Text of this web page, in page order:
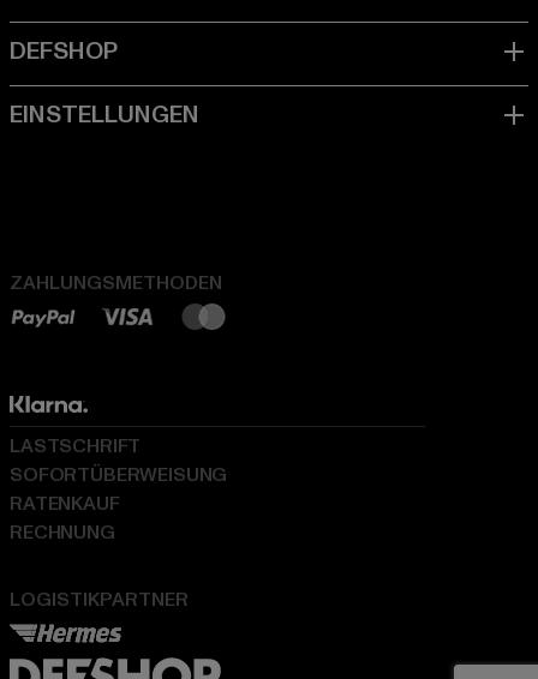
ZAHLUNGSMETHODEN
LOGISTIKPARTNER
LASTSCHRIFT
SOFORTÜBERWEISUNG
RATENKAUF
RECHNUNG